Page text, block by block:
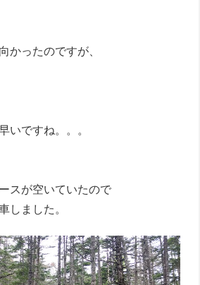
かったのですが、
いですね。。。
スが空いていたので
しました。